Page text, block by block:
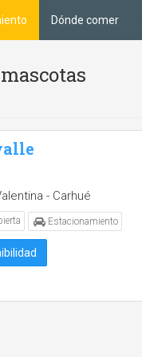
Dónde comer
- Carhué
Estacionamiento